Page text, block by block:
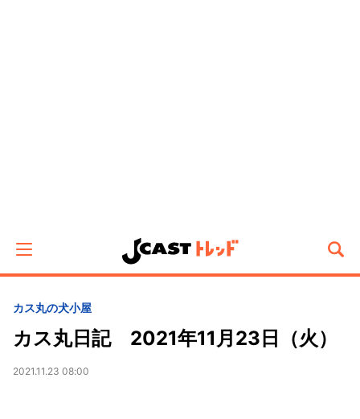
カス丸の犬小屋
カス丸日記 2021年11月23日（火）
2021.11.23 08:00